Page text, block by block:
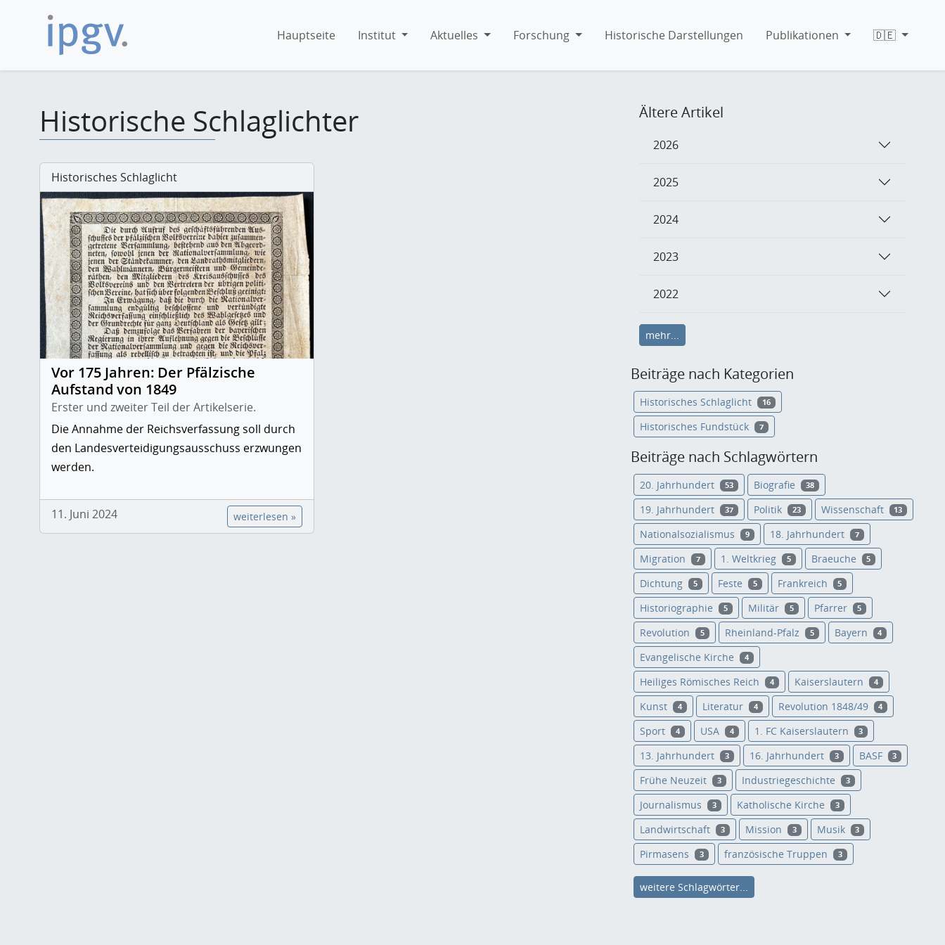
Hauptseite Institut Aktuelles Forschung Historische Darstellungen Publikationen 🇩🇪
Historische Schlaglichter
Historisches Schlaglicht
Vor 175 Jahren: Der Pfälzische
Aufstand von 1849
Erster und zweiter Teil der Artikelserie.
Die Annahme der Reichsverfassung soll durch
den Landesverteidigungsausschuss erzwungen
werden.
11. Juni 2024 weiterlesen »
Ältere Artikel
2026
2025
2024
2023
2022
mehr...
Beiträge nach Kategorien
Historisches Schlaglicht 16
Historisches Fundstück 7
Beiträge nach Schlagwörtern
20. Jahrhundert 53 Biografie 38
19. Jahrhundert 37 Politik 23 Wissenschaft 13
Nationalsozialismus 9 18. Jahrhundert 7
Migration 7 1. Weltkrieg 5 Braeuche 5
Dichtung 5 Feste 5 Frankreich 5
Historiographie 5 Militär 5 Pfarrer 5
Revolution 5 Rheinland-Pfalz 5 Bayern 4
Evangelische Kirche 4
Heiliges Römisches Reich 4 Kaiserslautern 4
Kunst 4 Literatur 4 Revolution 1848/49 4
Sport 4 USA 4 1. FC Kaiserslautern 3
13. Jahrhundert 3 16. Jahrhundert 3 BASF 3
Frühe Neuzeit 3 Industriegeschichte 3
Journalismus 3 Katholische Kirche 3
Landwirtschaft 3 Mission 3 Musik 3
Pirmasens 3 französische Truppen 3
weitere Schlagwörter...